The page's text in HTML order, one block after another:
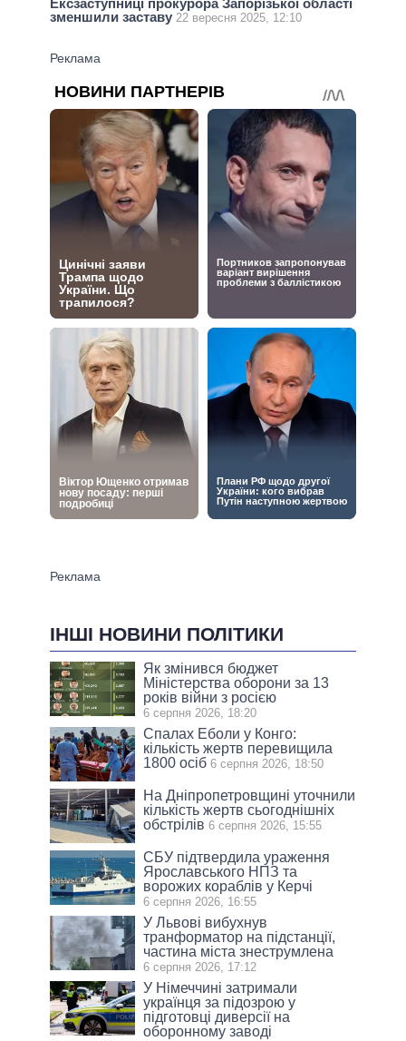
зменшили заставу 22 вересня 2025, 12:10
ІНШІ НОВИНИ ПОЛІТИКИ
Як змінився бюджет
Міністерства оборони за 13
років війни з росією
6 серпня 2026, 18:20
Спалах Еболи у Конго:
кількість жертв перевищила
1800 осіб 6 серпня 2026, 18:50
На Дніпропетровщині уточнили
кількість жертв сьогоднішніх
обстрілів 6 серпня 2026, 15:55
СБУ підтвердила ураження
Ярославського НПЗ та
ворожих кораблів у Керчі
6 серпня 2026, 16:55
У Львові вибухнув
транформатор на підстанції,
частина міста знеструмлена
6 серпня 2026, 17:12
У Німеччині затримали
українця за підозрою у
підготовці диверсії на
оборонному заводі